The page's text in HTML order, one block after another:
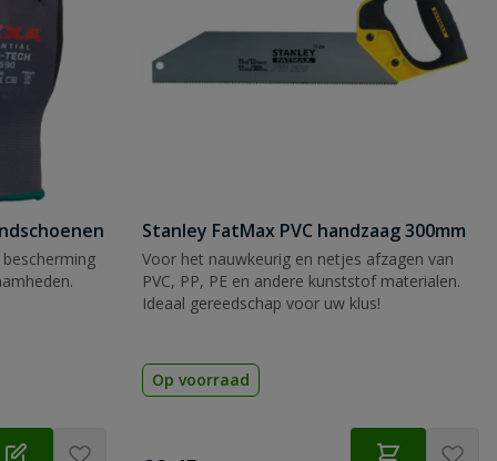
Stanley FatMax PVC handzaag 300mm
Voor het nauwkeurig en netjes afzagen van
PVC, PP, PE en andere kunststof materialen.
Ideaal gereedschap voor uw klus!
Op voorraad